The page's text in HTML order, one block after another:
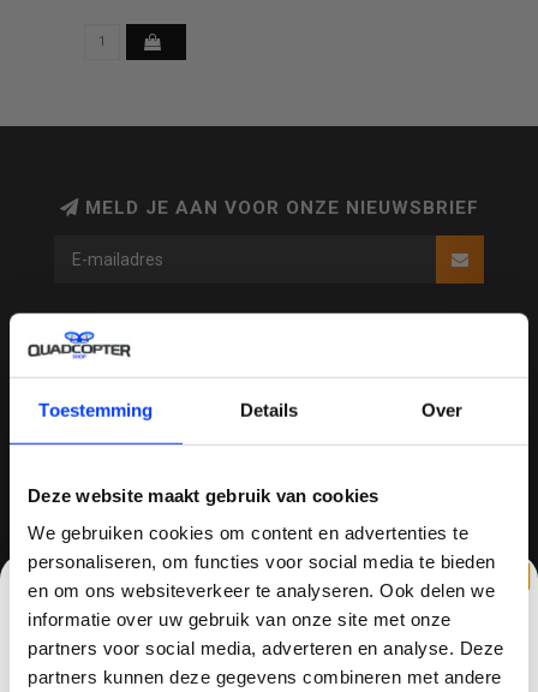
Toestemming Details Over
Deze website maakt gebruik van cookies
We gebruiken cookies om content en advertenties te
personaliseren, om functies voor social media te bieden
en om ons websiteverkeer te analyseren. Ook delen we
informatie over uw gebruik van onze site met onze
partners voor social media, adverteren en analyse. Deze
partners kunnen deze gegevens combineren met andere
MELD JE AAN VOOR ONZE NIEUWSBRIEF
Contactgegevens
6132 SV
+31634786988
+31634786988
info@quadcopter-shop.nl